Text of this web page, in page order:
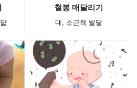
철봉 매달리기
대, 소근육 발달